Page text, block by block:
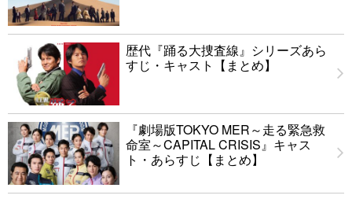
歴代『踊る大捜査線』シリーズあら
すじ・キャスト【まとめ】
『劇場版TOKYO MER～走る緊急救
命室～CAPITAL CRISIS』キャス
ト・あらすじ【まとめ】